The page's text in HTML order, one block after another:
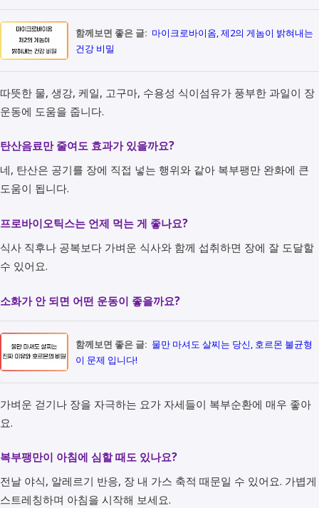
함께보면 좋은 글: 마이크로바이옴, 제2의 게놈이 밝혀내는
건강 비밀
따뜻한 물, 생강, 케일, 고구마, 수용성 식이섬유가 풍부한 과일이 장
운동에 도움을 줍니다.
탄산음료만 줄여도 효과가 있을까요?
네, 탄산은 공기를 장에 직접 넣는 행위와 같아 복부팽만 완화에 큰
도움이 됩니다.
프로바이오틱스는 언제 먹는 게 좋나요?
식사 직후나 공복보다 가벼운 식사와 함께 섭취하면 장에 잘 도달할
수 있어요.
소화가 안 되면 어떤 운동이 좋을까요?
함께보면 좋은 글: 물만 마셔도 살찌는 당신, 호르몬 불균형
이 문제 입니다!
가벼운 걷기나 장을 자극하는 요가 자세들이 복부순환에 매우 좋아
요.
복부팽만이 아침에 심할 때도 있나요?
전날 야식, 알레르기 반응, 장 내 가스 축적 때문일 수 있어요. 가볍게
스트레칭하며 아침을 시작해 보세요.